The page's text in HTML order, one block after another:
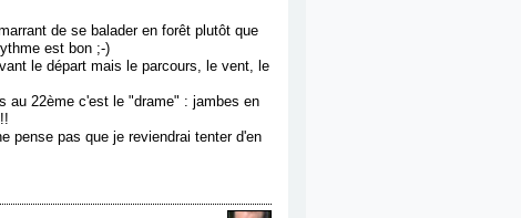
de se balader en forêt plutôt que
est bon ;-)
le départ mais le parcours, le vent, le
au 22ème c'est le "drame" : jambes en
pense pas que je reviendrai tenter d'en